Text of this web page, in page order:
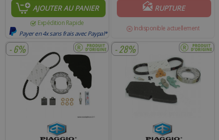
AJOUTER AU PANIER
Expédition Rapide
Payer en 4x sans frais avec Paypal*
RUPTURE
Indisponible actuellement
- 6% - 28%